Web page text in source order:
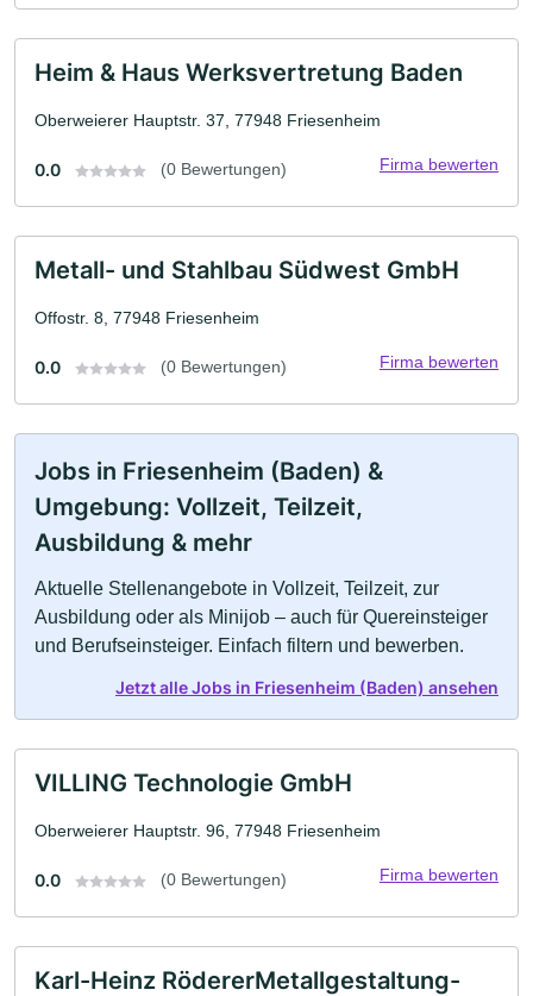
Heim & Haus Werksvertretung Baden
Oberweierer Hauptstr. 37, 77948 Friesenheim
0.0 (0 Bewertungen) Firma bewerten
Metall- und Stahlbau Südwest GmbH
Offostr. 8, 77948 Friesenheim
0.0 (0 Bewertungen) Firma bewerten
Jobs in Friesenheim (Baden) &
Umgebung: Vollzeit, Teilzeit,
Ausbildung & mehr
Aktuelle Stellenangebote in Vollzeit, Teilzeit, zur
Ausbildung oder als Minijob – auch für Quereinsteiger
und Berufseinsteiger. Einfach filtern und bewerben.
Jetzt alle Jobs in Friesenheim (Baden) ansehen
VILLING Technologie GmbH
Oberweierer Hauptstr. 96, 77948 Friesenheim
0.0 (0 Bewertungen) Firma bewerten
Karl-Heinz RödererMetallgestaltung-